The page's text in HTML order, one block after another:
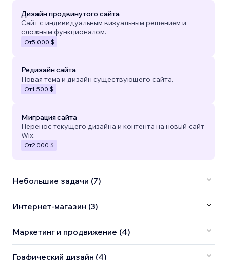
Дизайн продвинутого сайта
Сайт с индивидуальным визуальным решением и
сложным функционалом.
От5 000 $
Редизайн сайта
Новая тема и дизайн существующего сайта.
От1 500 $
Миграция сайта
Перенос текущего дизайна и контента на новый сайт
Wix.
От2 000 $
Небольшие задачи (7)
Интернет-магазин (3)
Маркетинг и продвижение (4)
Графический дизайн (4)